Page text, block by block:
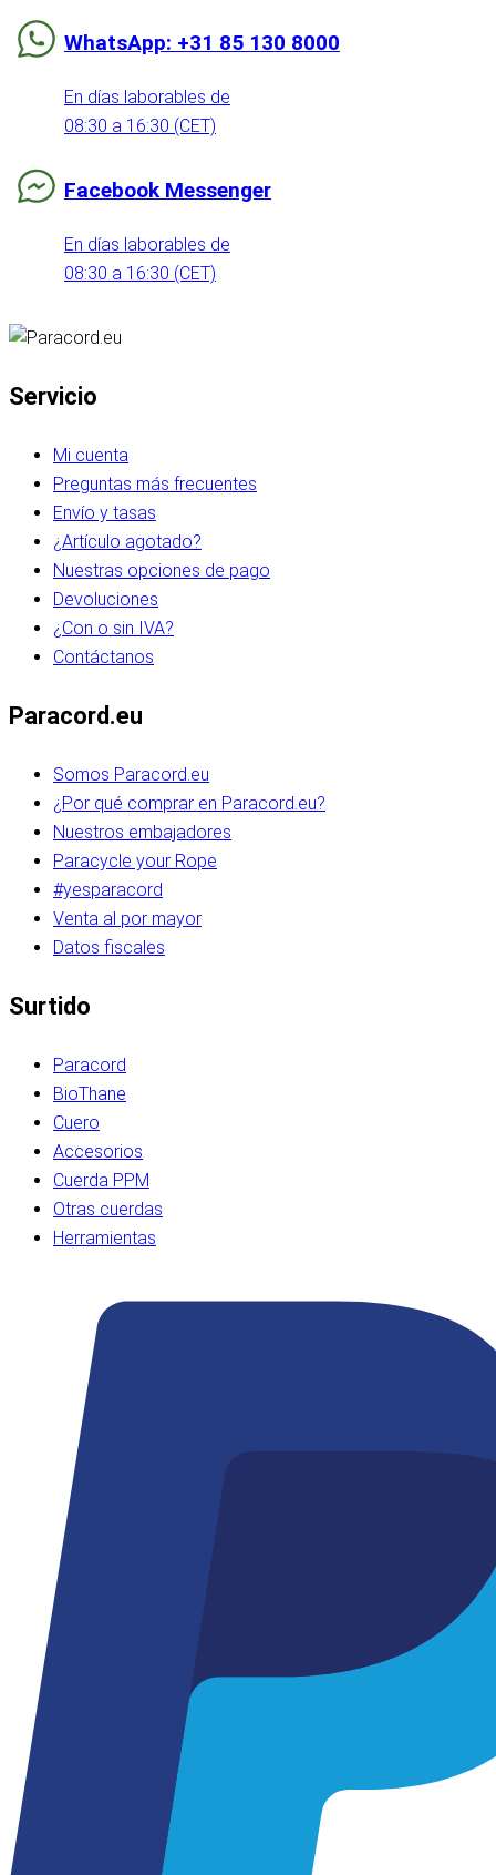
WhatsApp: +31 85 130 8000
En días laborables de
08:30 a 16:30 (CET)
Facebook Messenger
En días laborables de
08:30 a 16:30 (CET)
Servicio
Mi cuenta
Preguntas más frecuentes
Envío y tasas
¿Artículo agotado?
Nuestras opciones de pago
Devoluciones
¿Con o sin IVA?
Contáctanos
Paracord.eu
Somos Paracord.eu
¿Por qué comprar en Paracord.eu?
Nuestros embajadores
Paracycle your Rope
#yesparacord
Venta al por mayor
Datos fiscales
Surtido
Paracord
BioThane
Cuero
Accesorios
Cuerda PPM
Otras cuerdas
Herramientas